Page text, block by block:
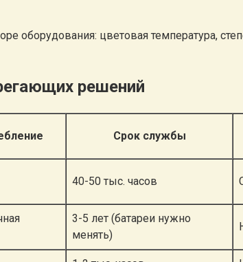
оборудования: цветовая температура,
решений
Срок службы
40-50 тыс. часов
3-5 лет (батареи нужно
менять)